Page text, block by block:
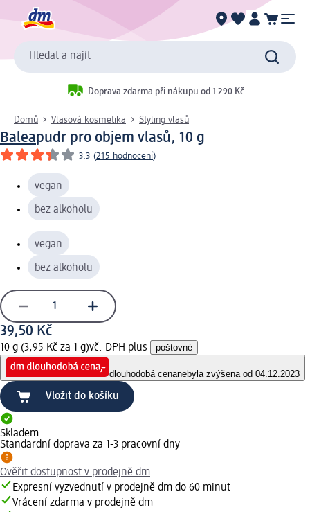
Hledat a najít
Doprava zdarma při nákupu od 1 290 Kč
Domů Vlasová kosmetika Styling vlasů
Baleapudr pro objem vlasů, 10 g
3.3 (215 hodnocení)
vegan
bez alkoholu
vegan
bez alkoholu
39,50 Kč
10 g (3,95 Kč za 1 g)vč. DPH plus poštovné
dlouhodobá cenanebyla zvýšena od 04.12.2023
Vložit do košíku
Skladem
Standardní doprava za 1-3 pracovní dny
Ověřit dostupnost v prodejně dm
Expresní vyzvednutí v prodejně dm do 60 minut
Vrácení zdarma v prodejně dm